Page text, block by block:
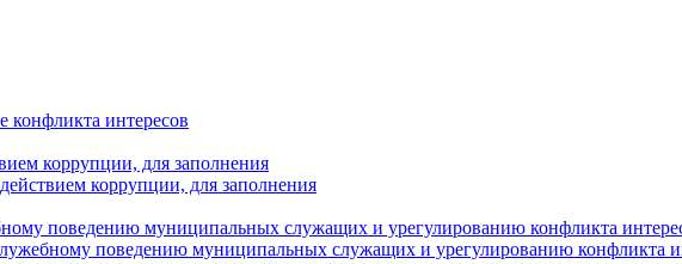
конфликта интересов
коррупции, для заполнения
коррупции, для заполнения
поведению муниципальных служащих и урегулированию конфликта
поведению муниципальных служащих и урегулированию конфликта